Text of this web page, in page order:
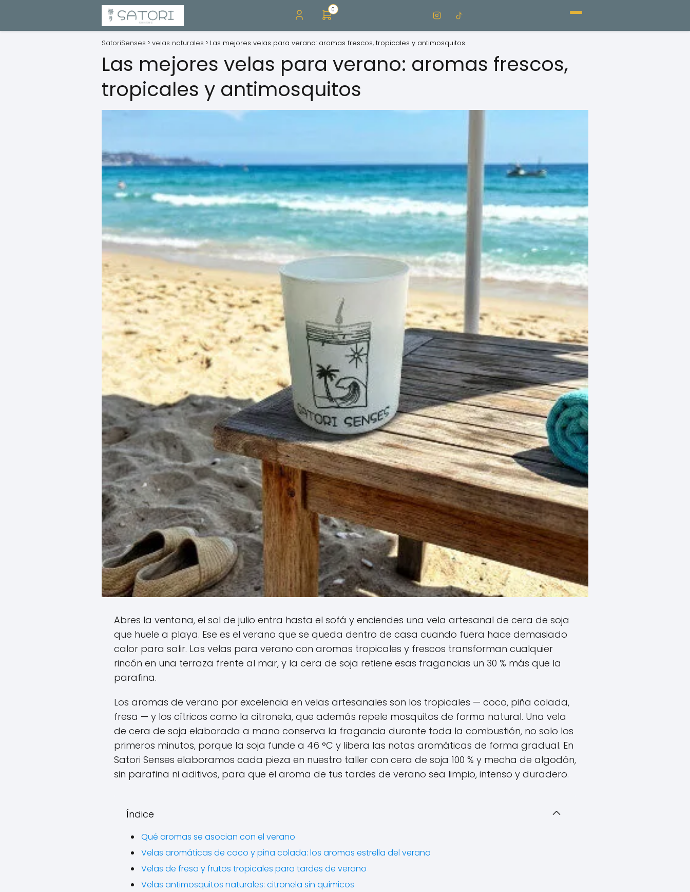
0
SatoriSenses velas naturales Las mejores velas para verano: aromas frescos, tropicales y antimosquitos
Las mejores velas para verano: aromas frescos,
tropicales y antimosquitos
Abres la ventana, el sol de julio entra hasta el sofá y enciendes una vela artesanal de cera de soja
que huele a playa. Ese es el verano que se queda dentro de casa cuando fuera hace demasiado
calor para salir. Las velas para verano con aromas tropicales y frescos transforman cualquier
rincón en una terraza frente al mar, y la cera de soja retiene esas fragancias un 30 % más que la
parafina.
Los aromas de verano por excelencia en velas artesanales son los tropicales — coco, piña colada,
fresa — y los cítricos como la citronela, que además repele mosquitos de forma natural. Una vela
de cera de soja elaborada a mano conserva la fragancia durante toda la combustión, no solo los
primeros minutos, porque la soja funde a 46 °C y libera las notas aromáticas de forma gradual. En
Satori Senses elaboramos cada pieza en nuestro taller con cera de soja 100 % y mecha de algodón,
sin parafina ni aditivos, para que el aroma de tus tardes de verano sea limpio, intenso y duradero.
Índice
Qué aromas se asocian con el verano
Velas aromáticas de coco y piña colada: los aromas estrella del verano
Velas de fresa y frutos tropicales para tardes de verano
Velas antimosquitos naturales: citronela sin químicos